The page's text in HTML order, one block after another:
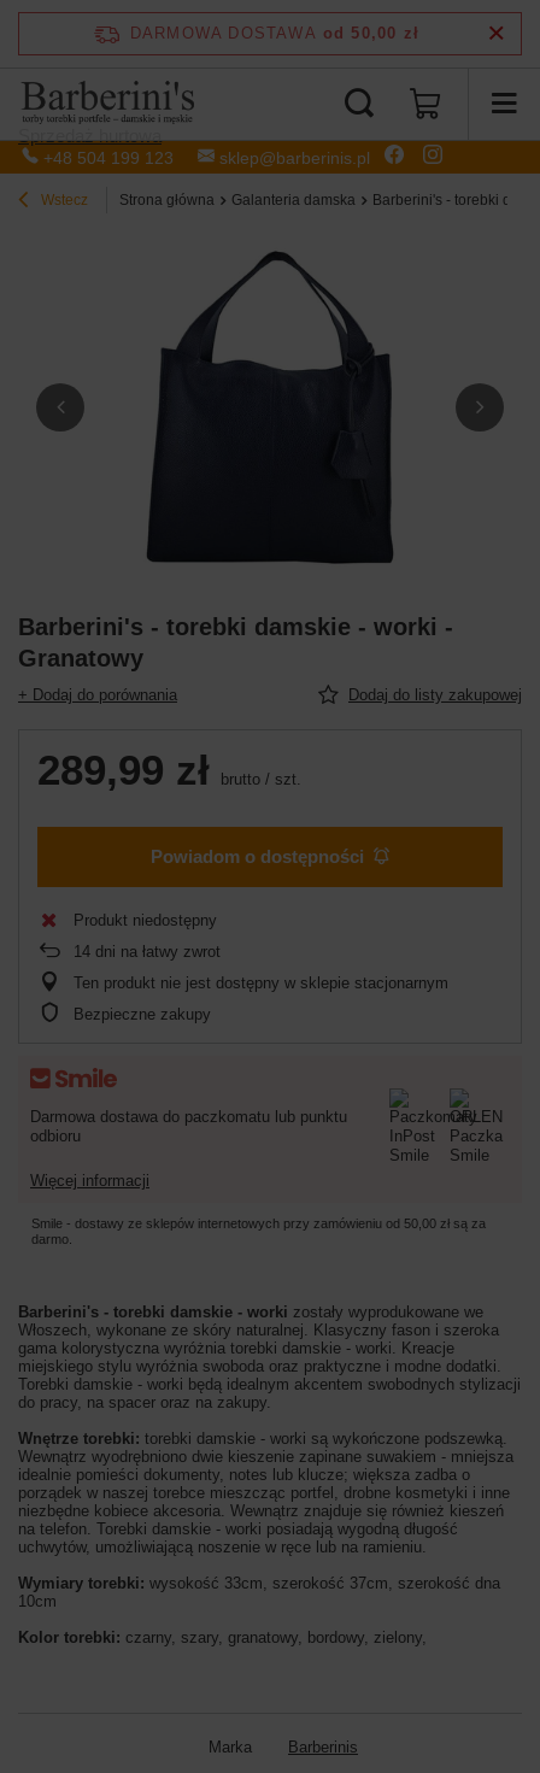
+48 504 199 123 sklep@barberinis.pl
DARMOWA DOSTAWA od 50,00 zł
Wstecz Strona główna Galanteria damska Barberini's - torebki
Barberini's - torebki damskie - worki -
Granatowy
+ Dodaj do porównania Dodaj do listy zakupowej
289,99 zł brutto / szt.
Powiadom o dostępności
Produkt niedostępny
14 dni na łatwy zwrot
Ten produkt nie jest dostępny w sklepie stacjonarnym
Bezpieczne zakupy
Darmowa dostawa do paczkomatu lub punktu
odbioru
Więcej informacji
Smile - dostawy ze sklepów internetowych przy zamówieniu od 50,00 zł są za
darmo.
Barberini's - torebki damskie - worki zostały wyprodukowane we
Włoszech, wykonane ze skóry naturalnej. Klasyczny fason i szeroka
gama kolorystyczna wyróżnia torebki damskie - worki. Kreacje
miejskiego stylu wyróżnia swoboda oraz praktyczne i modne dodatki.
Torebki damskie - worki będą idealnym akcentem swobodnych stylizacji
do pracy, na spacer oraz na zakupy.
Wnętrze torebki: torebki damskie - worki są wykończone podszewką.
Wewnątrz wyodrębniono dwie kieszenie zapinane suwakiem - mniejsza
idealnie pomieści dokumenty, notes lub klucze; większa zadba o
porządek w naszej torebce mieszcząc portfel, drobne kosmetyki i inne
niezbędne kobiece akcesoria. Wewnątrz znajduje się również kieszeń
na telefon. Torebki damskie - worki posiadają wygodną długość
uchwytów, umożliwiającą noszenie w ręce lub na ramieniu.
Wymiary torebki: wysokość 33cm, szerokość 37cm, szerokość dna
10cm
Kolor torebki: czarny, szary, granatowy, bordowy, zielony,
Marka Barberinis